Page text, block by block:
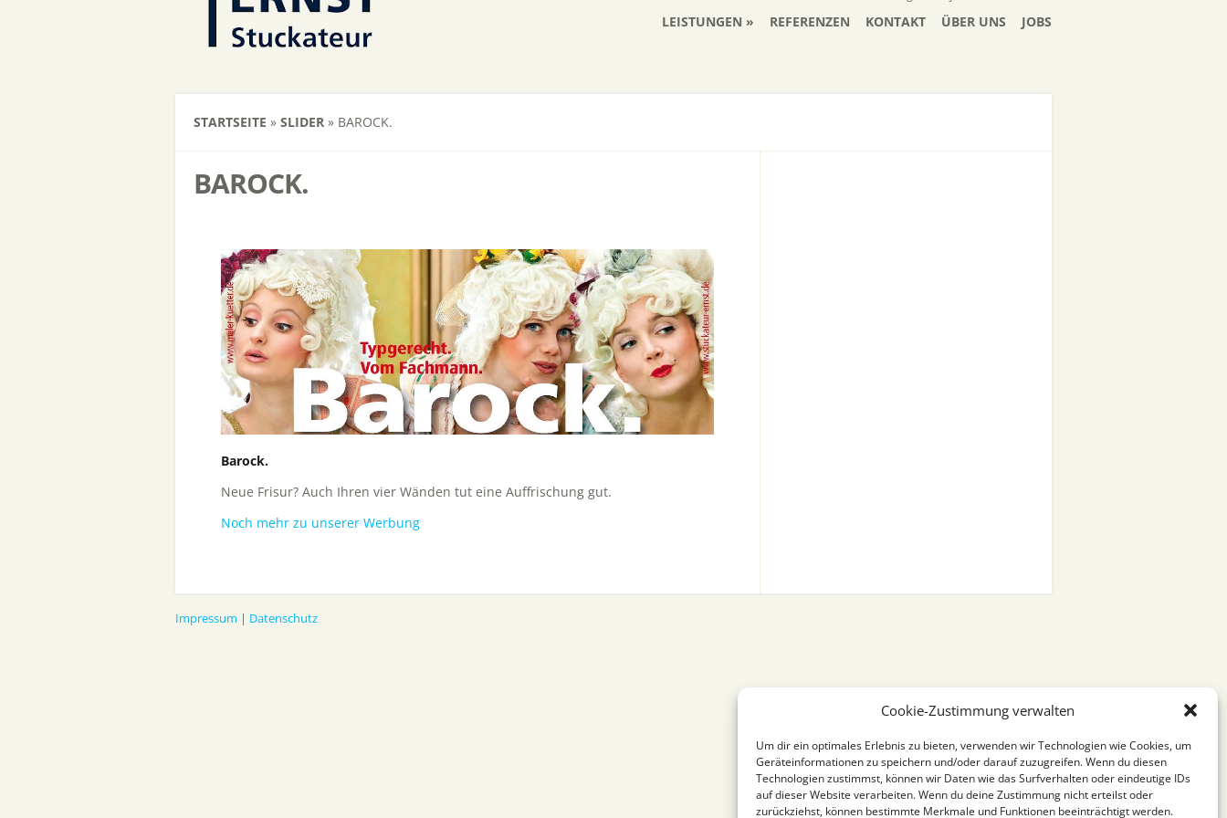
Cookie-Zustimmung verwalten
Um dir ein optimales Erlebnis zu bieten, verwenden wir Technologien wie Cookies, um
Geräteinformationen zu speichern und/oder darauf zuzugreifen. Wenn du diesen
Technologien zustimmst, können wir Daten wie das Surfverhalten oder eindeutige IDs
auf dieser Website verarbeiten. Wenn du deine Zustimmung nicht erteilst oder
zurückziehst, können bestimmte Merkmale und Funktionen beeinträchtigt werden.
LEISTUNGEN REFERENZEN KONTAKT ÜBER UNS JOBS
STARTSEITE » SLIDER » BAROCK.
BAROCK.
Barock.
Neue Frisur? Auch Ihren vier Wänden tut eine Auffrischung gut.
Noch mehr zu unserer Werbung
Impressum | Datenschutz